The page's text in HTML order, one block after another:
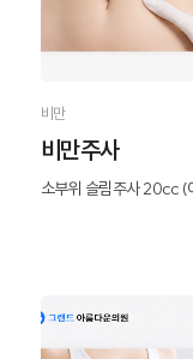
비만
비만주사
소부위 슬림주사 20cc (